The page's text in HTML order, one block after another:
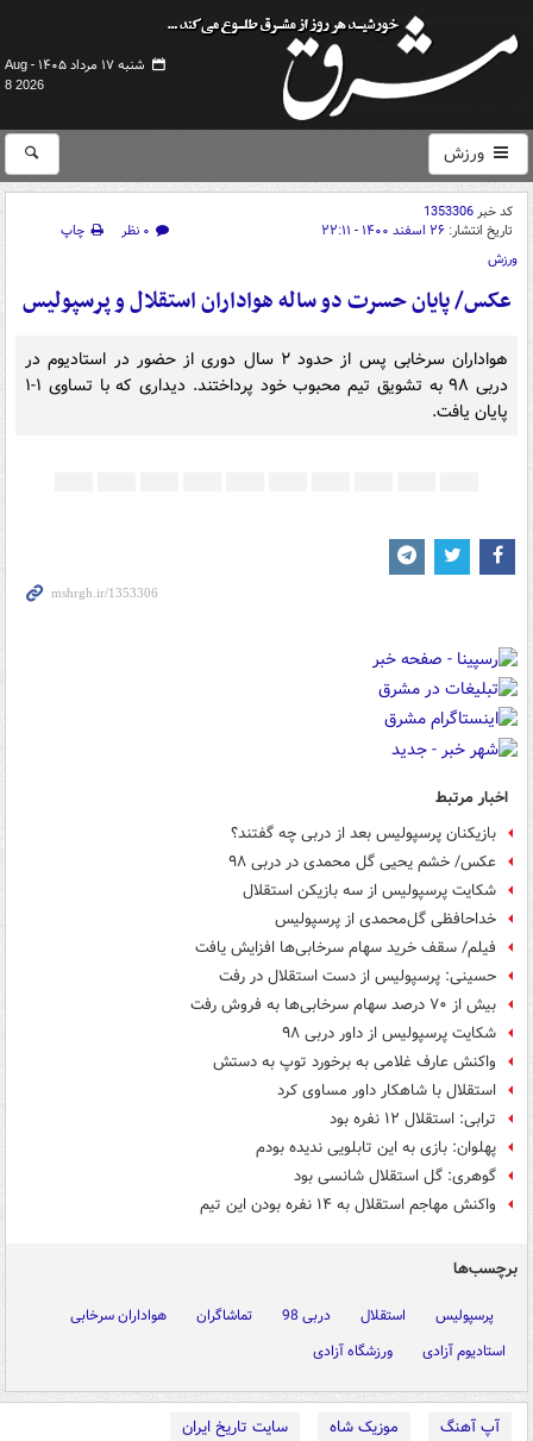
شنبه ۱۷ مرداد ۱۴۰۵ -
Aug
8 2026
ورزش
کد خبر1353306
تاریخ انتشار: ۲۶ اسفند ۱۴۰۰ - ۲۲:۱۱ ۰ نظر
چاپ
ورزش
عکس/ پایان حسرت دو ساله هواداران استقلال و پرسپولیس
هواداران سرخابی پس از حدود ۲ سال دوری از حضور در استادیوم در
دربی ۹۸ به تشویق تیم محبوب خود پرداختند. دیداری که با تساوی ۱-۱
پایان یافت.
اخبار مرتبط
بازیکنان پرسپولیس بعد از دربی چه گفتند؟
عکس/ خشم یحیی گل محمدی در دربی ۹۸
شکایت پرسپولیس از سه بازیکن استقلال
خداحافظی گل‌محمدی از پرسپولیس
فیلم/ سقف خرید سهام سرخابی‌ها افزایش یافت
حسینی: پرسپولیس از دست استقلال در رفت
بیش از ۷۰ درصد سهام سرخابی‌‎ها به فروش رفت
شکایت پرسپولیس از داور دربی ۹۸
واکنش عارف غلامی به برخورد توپ به دستش
استقلال با شاهکار داور مساوی کرد
ترابی: استقلال ۱۲ نفره بود
پهلوان: بازی‌ به این تابلویی ندیده بودم
گوهری: گل استقلال شانسی بود
واکنش مهاجم استقلال به ۱۴ نفره بودن این تیم
برچسب‌ها
پرسپولیس استقلال دربی 98 تماشاگران
هواداران سرخابی
استادیوم آزادی
ورزشگاه آزادی
آپ آهنگ موزیک شاه
سایت تاریخ ایران